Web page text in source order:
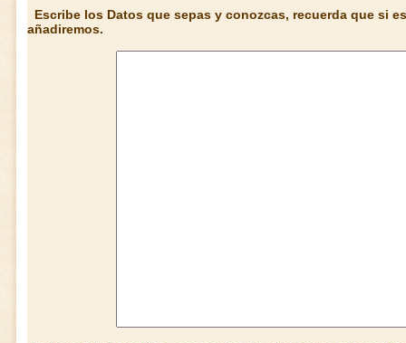
Escribe los Datos que sepas y conozcas, recuerda que si
añadiremos.